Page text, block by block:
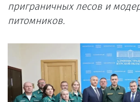
приграничных лесов и
питомников.